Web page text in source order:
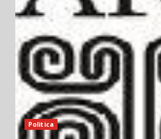
Politica